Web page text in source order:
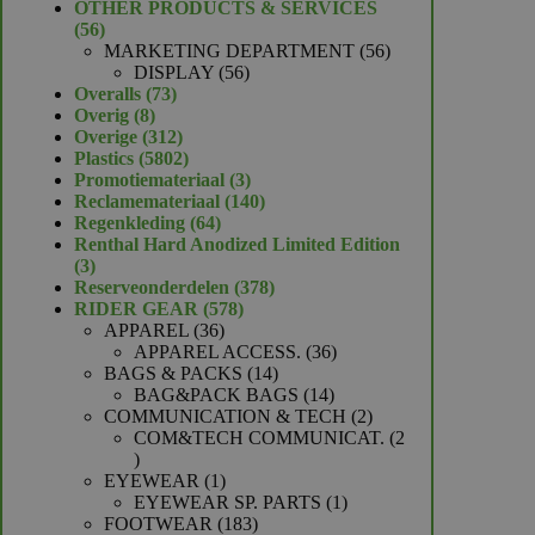
product
OTHER PRODUCTS & SERVICES
5656
producten
MARKETING DEPARTMENT 5656
DISPLAY 5656
Overalls 7373
Overig 88
producten
Overige 312312
producten
Plastics 58025802
producten
Promotiemateriaal 33
producten
Reclamemateriaal 140140
Regenkleding 6464
producten
Renthal Hard Anodized Limited Edition
33
producten
Reserveonderdelen 378378
RIDER GEAR 578578
APPAREL 3636
producten
APPAREL ACCESS. 3636
BAGS & PACKS 1414
producten
BAG&PACK BAGS 1414
producten
COMMUNICATION & TECH 22
producten
COM&TECH COMMUNICAT.
2
2
producten
EYEWEAR 11
product
EYEWEAR SP. PARTS 11
FOOTWEAR 183183